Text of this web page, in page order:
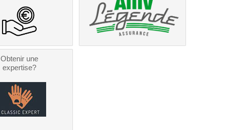
Obtenir une
expertise?